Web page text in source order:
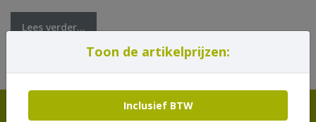
Lees verder…
bouwdroger ,droger, franssenfranken
MELD U AAN VOOR ONZE NIEUWSBRIEF
Toon de artikelprijzen:
Inclusief BTW